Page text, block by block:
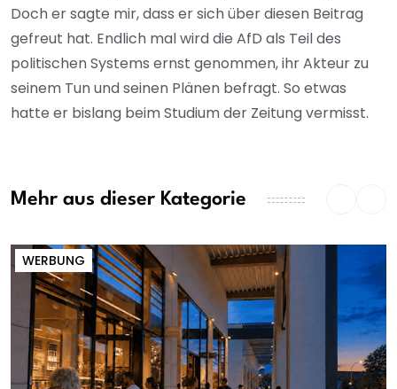
Doch er sagte mir, dass er sich über diesen Beitrag
gefreut hat. Endlich mal wird die AfD als Teil des
politischen Systems ernst genommen, ihr Akteur zu
seinem Tun und seinen Plänen befragt. So etwas
hatte er bislang beim Studium der Zeitung vermisst.
Mehr aus dieser Kategorie
WERBUNG